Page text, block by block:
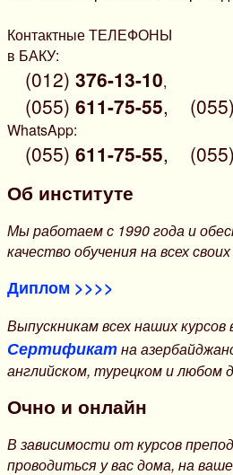
Контактные ТЕЛЕФОНЫ
в БАКУ:
(012) 376-13-10,
(055) 611-75-55, (055)
WhatsApp:
(055) 611-75-55, (055)
Об институте
Мы работаем с 1990 года и
качество обучения на всех своих
Диплом >>>>
Выпускникам всех наших
Сертификатна
английском, турецком и любом
Очно и онлайн
В зависимости от курсов
проводиться у вас дома, на